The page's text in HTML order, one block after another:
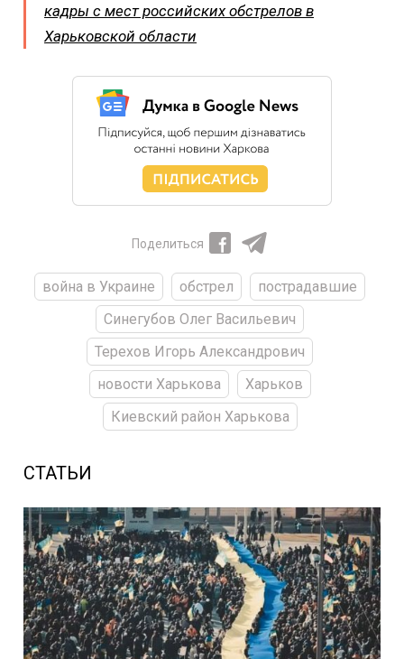
кадры с мест российских обстрелов в
Харьковской области
Поделиться
война в Украине обстрел
пострадавшие
Синегубов Олег Васильевич
Терехов Игорь Александрович
новости Харькова
Харьков
Киевский район Харькова
СТАТЬИ